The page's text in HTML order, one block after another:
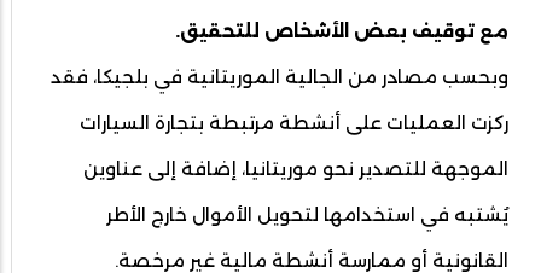
مع توقيف بعض الأشخاص للتحقيق.
وبحسب مصادر من الجالية الموريتانية في بلجيكا، فقد
ركزت العمليات على أنشطة مرتبطة بتجارة السيارات
الموجهة للتصدير نحو موريتانيا، إضافة إلى عناوين
يُشتبه في استخدامها لتحويل الأموال خارج الأطر
القانونية أو ممارسة أنشطة مالية غير مرخصة.